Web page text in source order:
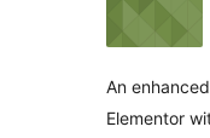
An
Elementor